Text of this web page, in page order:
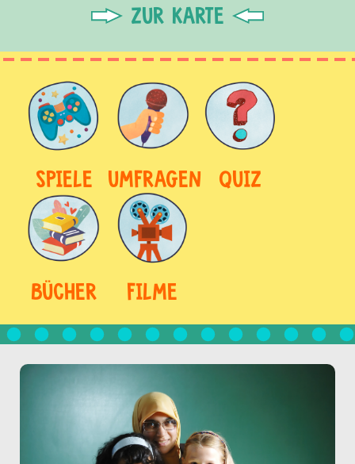
ZUR KARTE
SPIELE UMFRAGEN QUIZ
BÜCHER FILME